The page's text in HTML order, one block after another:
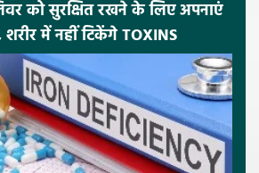
को सुरक्षित रखने के लिए अपनाएं
शरीर में नहीं टिकेंगे TOXINS